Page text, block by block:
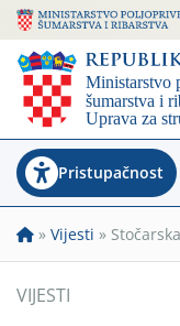
Pristupačnost
» Vijesti »
VIJESTI